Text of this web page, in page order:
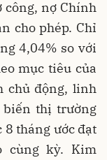
công, nợ Chính
cho phép. Chỉ
4,04% so với
mục tiêu của
chủ động, linh
thị trường
tháng ước đạt
cùng kỳ. Kim